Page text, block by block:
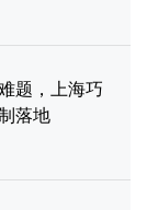
题，上海巧
落地